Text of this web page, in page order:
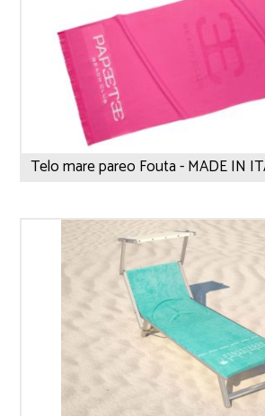
Telo mare pareo Fouta - MADE IN